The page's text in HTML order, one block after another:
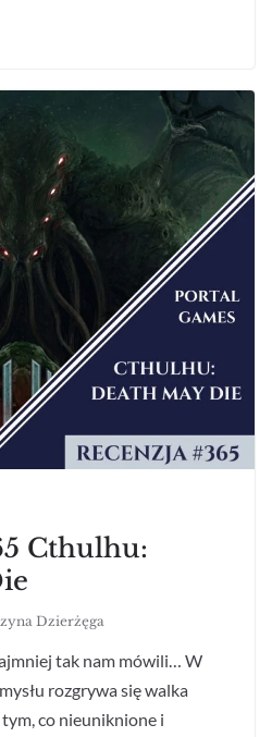
Cthulhu:
Dzierżęga
tak nam mówili… W
rozgrywa się walka
co nieuniknione i